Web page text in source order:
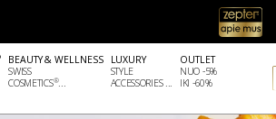
BEAUTY & WELLNESS
SWISS
COSMETICS®...
LUXURY
STYLE
ACCESSORIES ...
OUTLET
NUO -5%
IKI -60%